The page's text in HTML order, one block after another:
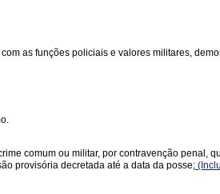
as funções policiais e valores militares,
comum ou militar, por contravenção
provisória decretada até a data da posse;